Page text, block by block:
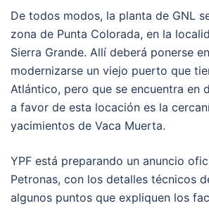
De todos modos, la planta de GNL
zona de Punta Colorada, en la
Sierra Grande. Allí deberá ponerse
modernizarse un viejo puerto que
Atlántico, pero que se encuentra en
a favor de esta locación es la
yacimientos de Vaca Muerta.
YPF está preparando un anuncio
Petronas, con los detalles técnicos
algunos puntos que expliquen los